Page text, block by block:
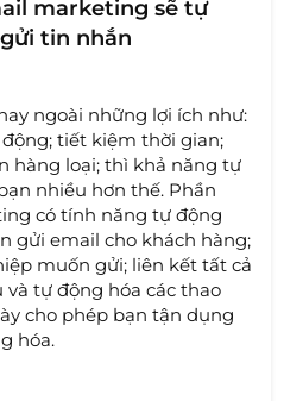
marketing sẽ tự
tin nhắn
ngoài những lợi ích như:
tiết kiệm thời gian;
hàng loại; thì khả năng tự
nhiều hơn thế. Phần
có tính năng tự động
gửi email cho khách hàng;
muốn gửi; liên kết tất cả
tự động hóa các thao
cho phép bạn tận dụng
hóa.